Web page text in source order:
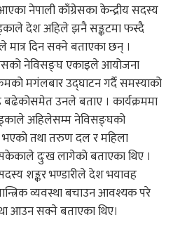
नेपाली काँग्रेसका केन्द्रीय सदस्य
देश अहिले झनै सङ्कटमा फस्दै
दिन सक्ने बताएका छन् ।
नेविसङ्घ एकाइले आयोजना
मगंलबार उद्घाटन गर्दै समस्याको
उनले बताए । कार्यक्रममा
अहिलेसम्म नेविसङ्घको
तथा तरुण दल र महिला
दुःख लागेको बताएका थिए ।
शङ्कर भण्डारीले देश भयावह
व्यवस्था बचाउन आवश्यक परे
आउन सक्ने बताएका थिए।